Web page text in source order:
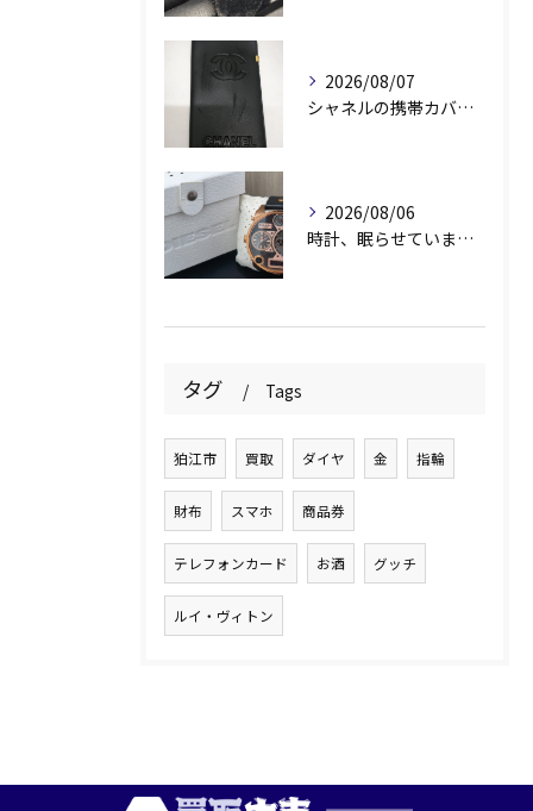
2026/08/07
シャネルの携帯カバー、お持ちいただきありがとうございます📱✨
2026/08/06
時計、眠らせていませんか？⌚️
タグ Tags
狛江市 買取 ダイヤ 金 指輪
財布 スマホ 商品券
テレフォンカード お酒 グッチ
ルイ・ヴィトン